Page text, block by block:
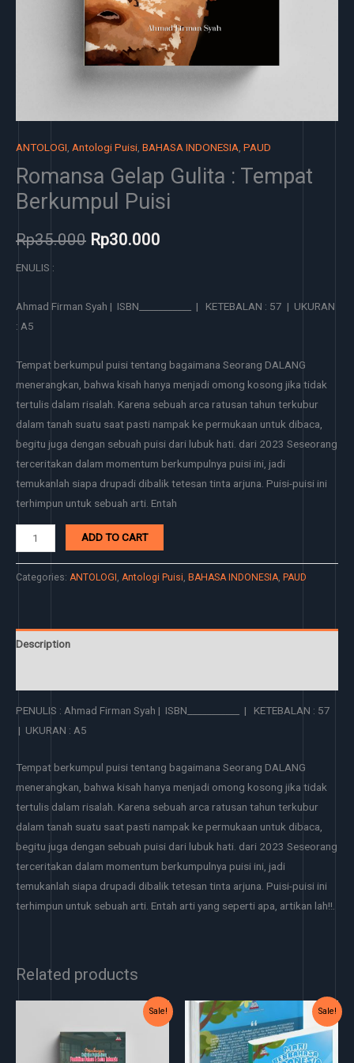
ANTOLOGI Antologi Puisi BAHASA INDONESIA PAUD
Romansa Gelap Gulita : Tempat
Berkumpul Puisi
Rp35.000 Rp30.000
ENULIS :
Ahmad Firman Syah | ISBN___________ | KETEBALAN : 57 | UKURAN
: A5
Tempat berkumpul puisi tentang bagaimana Seorang DALANG
menerangkan, bahwa kisah hanya menjadi omong kosong jika tidak
tertulis dalam risalah. Karena sebuah arca ratusan tahun terkubur
dalam tanah suatu saat pasti nampak ke permukaan untuk dibaca,
begitu juga dengan sebuah puisi dari lubuk hati. dari 2023 Seseorang
terceritakan dalam momentum berkumpulnya puisi ini, jadi
temukanlah siapa drupadi dibalik tetesan tinta arjuna. Puisi-puisi ini
terhimpun untuk sebuah arti. Entah
ADD TO CART
Categories: ANTOLOGI Antologi Puisi BAHASA INDONESIA PAUD
Description
PENULIS : Ahmad Firman Syah | ISBN___________ | KETEBALAN : 57
| UKURAN : A5
Tempat berkumpul puisi tentang bagaimana Seorang DALANG
menerangkan, bahwa kisah hanya menjadi omong kosong jika tidak
tertulis dalam risalah. Karena sebuah arca ratusan tahun terkubur
dalam tanah suatu saat pasti nampak ke permukaan untuk dibaca,
begitu juga dengan sebuah puisi dari lubuk hati. dari 2023 Seseorang
terceritakan dalam momentum berkumpulnya puisi ini, jadi
temukanlah siapa drupadi dibalik tetesan tinta arjuna. Puisi-puisi ini
terhimpun untuk sebuah arti. Entah arti yang seperti apa, artikan lah!!.
Related products
Sale!
was:
Rp55.000.
is:
Rp50.000.
Sale!
Original
price
was:
Rp40.000.
price
is:
Rp35.000.